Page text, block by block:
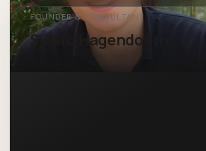
FOUNDER & CONSULTANT
Sjoerd Hagendoorn